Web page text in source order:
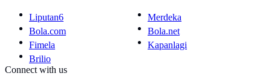
Liputan6
Merdeka
Bola.com
Bola.net
Fimela
Kapanlagi
Brilio
Connect with us